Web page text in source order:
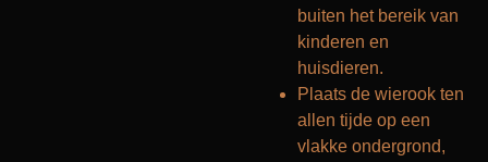
buiten het bereik van
kinderen en
huisdieren.
Plaats de wierook ten
allen tijde op een
vlakke ondergrond,